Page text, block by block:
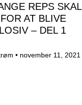
REPS
AT BLIVE
– DEL 1
november 11, 2021